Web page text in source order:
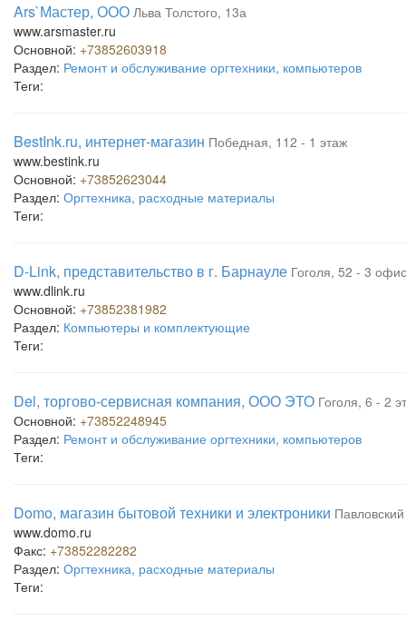
Ars`Мастер, ООО Льва Толстого, 13а
www.arsmaster.ru
Основной: +73852603918
Раздел: Ремонт и обслуживание оргтехники, компьютеров
Теги:
BestInk.ru, интернет-магазин Победная, 112 - 1 этаж
www.bestink.ru
Основной: +73852623044
Раздел: Оргтехника, расходные материалы
Теги:
D-Link, представительство в г. Барнауле Гоголя, 52 - 3
www.dlink.ru
Основной: +73852381982
Раздел: Компьютеры и комплектующие
Теги:
Del, торгово-сервисная компания, ООО ЭТО Гоголя, 6 - 2
Основной: +73852248945
Раздел: Ремонт и обслуживание оргтехники, компьютеров
Теги:
Domo, магазин бытовой техники и электроники
www.domo.ru
Факс: +73852282282
Раздел: Оргтехника, расходные материалы
Теги: